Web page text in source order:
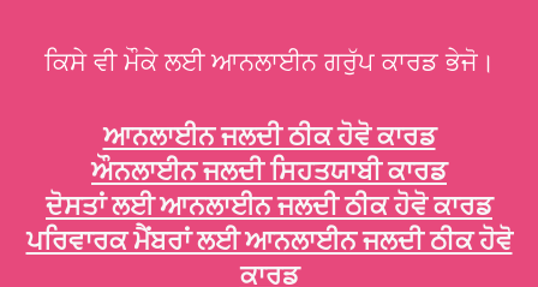
ਕਿਸੇ ਵੀ ਮੌਕੇ ਲਈ ਆਨਲਾਈਨ ਗਰੁੱਪ ਕਾਰਡ ਭੇਜੋ।
ਆਨਲਾਈਨ ਜਲਦੀ ਠੀਕ ਹੋਵੋ ਕਾਰਡ
ਔਨਲਾਈਨ ਜਲਦੀ ਸਿਹਤਯਾਬੀ ਕਾਰਡ
ਦੋਸਤਾਂ ਲਈ ਆਨਲਾਈਨ ਜਲਦੀ ਠੀਕ ਹੋਵੋ ਕਾਰਡ
ਪਰਿਵਾਰਕ ਮੈਂਬਰਾਂ ਲਈ ਆਨਲਾਈਨ ਜਲਦੀ ਠੀਕ ਹੋਵੋ
ਕਾਰਡ